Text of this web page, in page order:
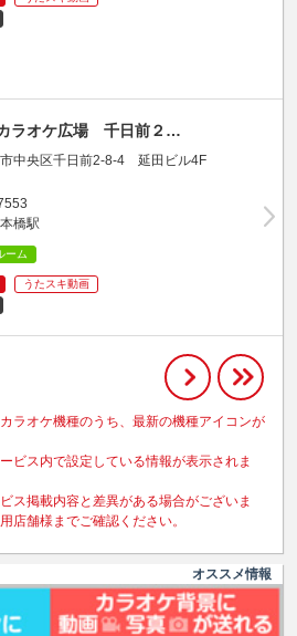
ラオケ広場 千日前２…
中央区千日前2-8-4 延田ビル4F
橋駅
ーム
うたスキ動画
ラオケ機種のうち、最新の機種アイコンが
ビス内で設定している情報が表示されま
ス掲載内容と差異がある場合がございま
店舗様までご確認ください。
オススメ情報